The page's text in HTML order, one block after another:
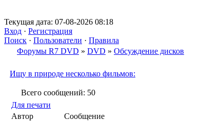
Текущая дата: 07-08-2026 08:18
Вход · Регистрация
Поиск · Пользователи · Правила
Форумы R7 DVD » DVD » Обсуждение дисков
Ищу в природе несколько фильмов:
Всего сообщений: 50
Для печати
Автор
Сообщение